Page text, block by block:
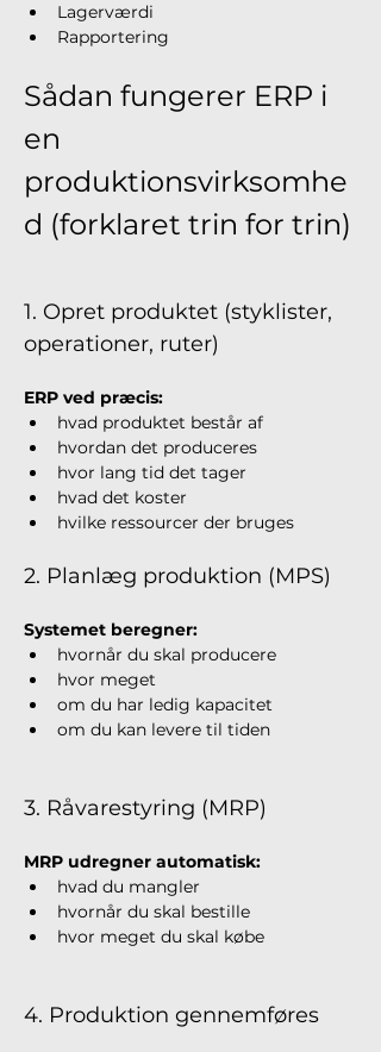
Lager­værdi
Rapportering
Sådan fungerer ERP i
en
produktionsvirksomhe
d (forklaret trin for trin)
1. Opret produktet (styklister,
operationer, ruter)
ERP ved præcis:
hvad produktet består af
hvordan det produceres
hvor lang tid det tager
hvad det koster
hvilke ressourcer der bruges
2. Planlæg produktion (MPS)
Systemet beregner:
hvornår du skal producere
hvor meget
om du har ledig kapacitet
om du kan levere til tiden
3. Råvarestyring (MRP)
MRP udregner automatisk:
hvad du mangler
hvornår du skal bestille
hvor meget du skal købe
4. Produktion gennemføres